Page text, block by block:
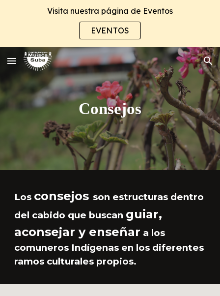
Visita nuestra página de Eventos
EVENTOS
Consejos
Los consejos son estructuras dentro
del cabido que buscan guiar,
aconsejar y enseñar a los
comuneros Indígenas en los diferentes
ramos culturales propios.